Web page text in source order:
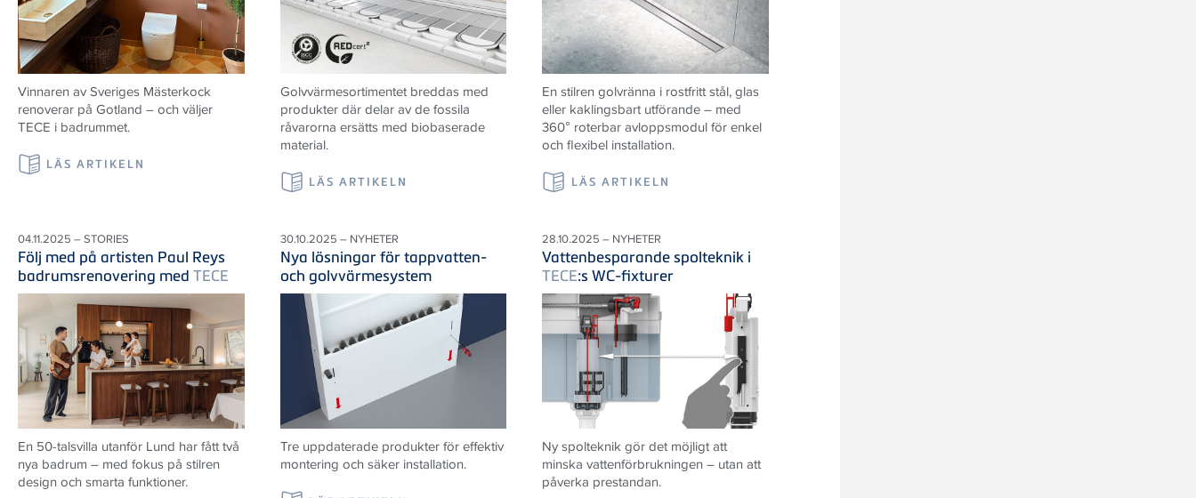
Vinnaren av Sveriges Mästerkock
renoverar på Gotland – och väljer
TECE i badrummet.
LÄS ARTIKELN
Golvvärmesortimentet breddas med
produkter där delar av de fossila
råvarorna ersätts med biobaserade
material.
LÄS ARTIKELN
En stilren golvränna i rostfritt stål, glas
eller kaklingsbart utförande – med
360° roterbar avloppsmodul för enkel
och flexibel installation.
LÄS ARTIKELN
04.11.2025 – STORIES
Följ med på artisten Paul Reys
badrumsrenovering med TECE
En 50-talsvilla utanför Lund har fått två
nya badrum – med fokus på stilren
design och smarta funktioner.
30.10.2025 – NYHETER
Nya lösningar för tappvatten-
och golvvärmesystem
Tre uppdaterade produkter för effektiv
montering och säker installation.
28.10.2025 – NYHETER
Vattenbesparande spolteknik i
TECE:s WC-fixturer
Ny spolteknik gör det möjligt att
minska vattenförbrukningen – utan att
påverka prestandan.